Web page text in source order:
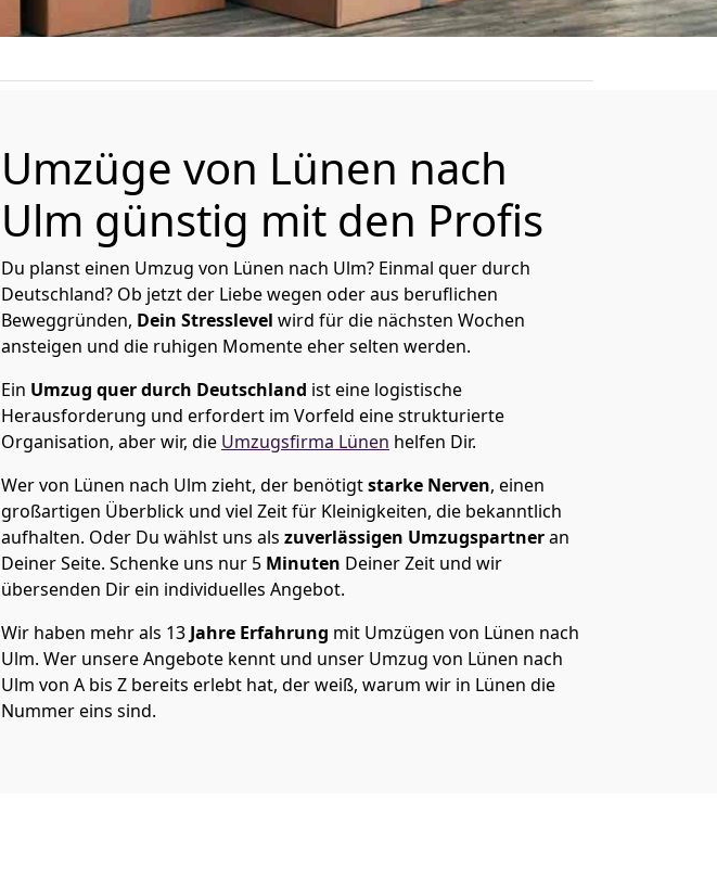
Umzüge von Lünen nach
Ulm günstig mit den Profis
Du planst einen Umzug von Lünen nach Ulm? Einmal quer durch
Deutschland? Ob jetzt der Liebe wegen oder aus beruflichen
Beweggründen, Dein Stresslevel wird für die nächsten Wochen
ansteigen und die ruhigen Momente eher selten werden.
Ein Umzug quer durch Deutschland ist eine logistische
Herausforderung und erfordert im Vorfeld eine strukturierte
Organisation, aber wir, die Umzugsfirma Lünen helfen Dir.
Wer von Lünen nach Ulm zieht, der benötigtstarke Nerven, einen
großartigen Überblick und viel Zeit für Kleinigkeiten, die bekanntlich
aufhalten. Oder Du wählst uns als zuverlässigen Umzugspartneran
Deiner Seite. Schenke uns nur 5 Minuten Deiner Zeit und wir
übersenden Dir ein individuelles Angebot.
Wir haben mehr als 13 Jahre Erfahrung mit Umzügen von Lünen nach
Ulm. Wer unsere Angebote kennt und unser Umzug von Lünen nach
Ulm von A bis Z bereits erlebt hat, der weiß, warum wir in Lünen die
Nummer eins sind.